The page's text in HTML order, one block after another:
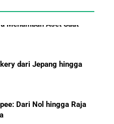
Solar B50: Mampukah
dari Jepang hingga
Dari Nol hingga Raja